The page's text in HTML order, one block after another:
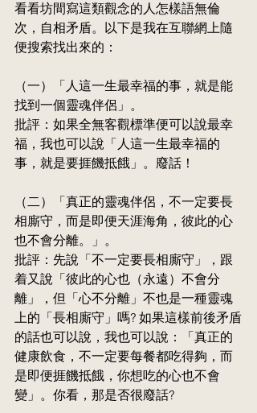
看看坊間寫這類觀念的人怎樣語無倫
次，自相矛盾。以下是我在互聯網上隨
便搜索找出來的：
（一）「人這一生最幸福的事，就是能
找到一個靈魂伴侶」。
批評：如果全無客觀標準便可以說最幸
福，我也可以說「人這一生最幸福的
事，就是要捱饑抵餓」。廢話！
（二）「真正的靈魂伴侶，不一定要長
相廝守，而是即便天涯海角，彼此的心
也不會分離。」。
批評：先說「不一定要長相廝守」，跟
着又說「彼此的心也（永遠）不會分
離」，但「心不分離」不也是一種靈魂
上的「長相廝守」嗎? 如果這樣前後矛盾
的話也可以說，我也可以說：「真正的
健康飲食，不一定要每餐都吃得夠，而
是即便捱饑抵餓，你想吃的心也不會
變」。你看，那是否很廢話?